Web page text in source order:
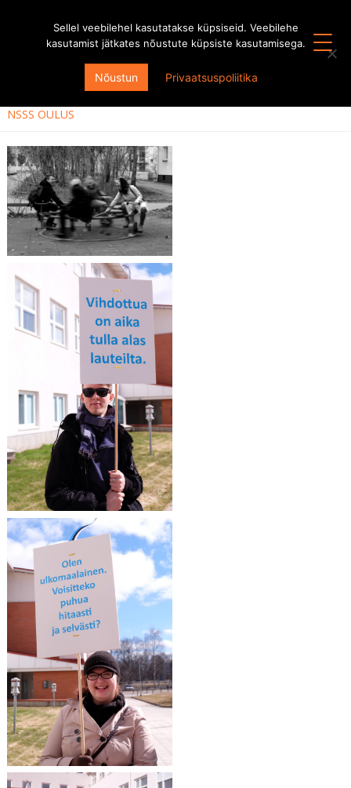
HOOAEG 2016/2017
NSSS OULUS
Sellel veebilehel kasutatakse küpsiseid. Veebilehe
kasutamist jätkates nõustute küpsiste kasutamisega.
Nõustun Privaatsuspoliitika